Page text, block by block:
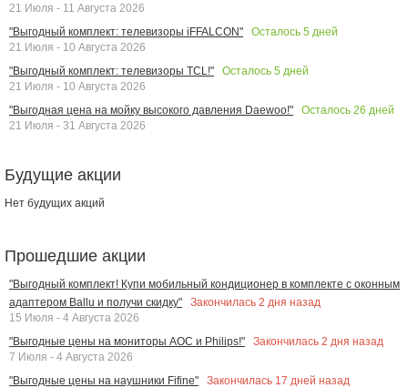
21 Июля - 11 Августа 2026
"Выгодный комплект: телевизоры iFFALCON"
Осталось 5 дней
21 Июля - 10 Августа 2026
"Выгодный комплект: телевизоры TCL!"
Осталось 5 дней
21 Июля - 10 Августа 2026
"Выгодная цена на мойку высокого давления Daewoo!"
Осталось 26 дней
21 Июля - 31 Августа 2026
Будущие акции
Нет будущих акций
Прошедшие акции
"Выгодный комплект! Купи мобильный кондиционер в комплекте с оконным
адаптером Ballu и получи скидку"
Закончилась 2 дня назад
15 Июля - 4 Августа 2026
"Выгодные цены на мониторы AOC и Philips!"
Закончилась 2 дня назад
7 Июля - 4 Августа 2026
"Выгодные цены на наушники Fifine"
Закончилась 17 дней назад